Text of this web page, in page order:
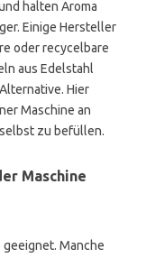
halten Aroma
Einige Hersteller
oder recycelbare
aus Edelstahl
Hier
Maschine an
zu befüllen.
Maschine
Manche